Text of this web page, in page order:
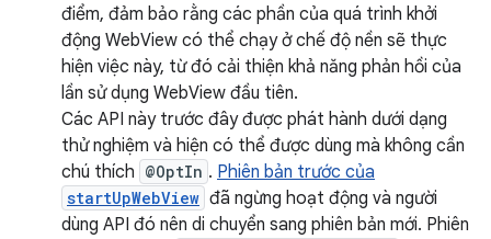
điểm, đảm bảo rằng các phần của quá trình khởi
động WebView có thể chạy ở chế độ nền sẽ thực
hiện việc này, từ đó cải thiện khả năng phản hồi của
lần sử dụng WebView đầu tiên.
Các API này trước đây được phát hành dưới dạng
thử nghiệm và hiện có thể được dùng mà không cần
chú thích @OptIn . Phiên bản trước của
startUpWebView đã ngừng hoạt động và người
dùng API đó nên di chuyển sang phiên bản mới. Phiên